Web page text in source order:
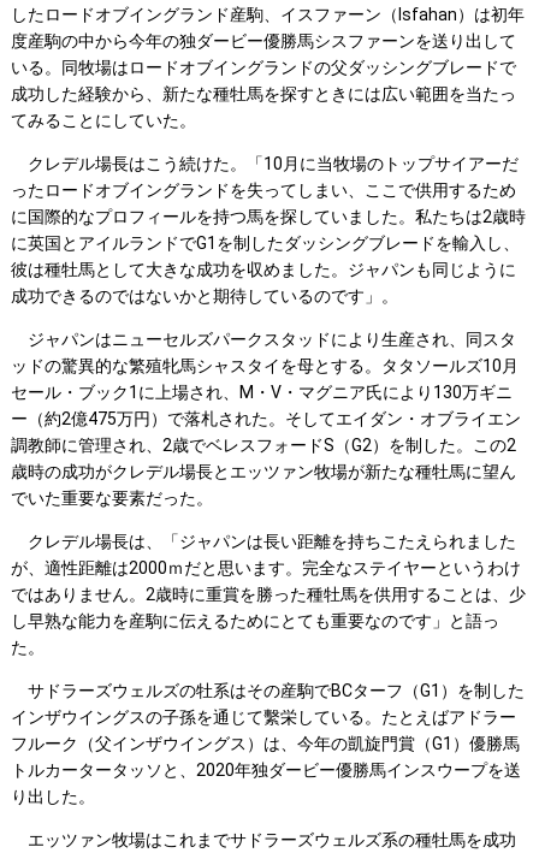
したロードオブイングランド産駒、イスファーン（Isfahan）は初年
度産駒の中から今年の独ダービー優勝馬シスファーンを送り出して
いる。同牧場はロードオブイングランドの父ダッシングブレードで
成功した経験から、新たな種牡馬を探すときには広い範囲を当たっ
てみることにしていた。
クレデル場長はこう続けた。「10月に当牧場のトップサイアーだ
ったロードオブイングランドを失ってしまい、ここで供用するため
に国際的なプロフィールを持つ馬を探していました。私たちは2歳時
に英国とアイルランドでG1を制したダッシングブレードを輸入し、
彼は種牡馬として大きな成功を収めました。ジャパンも同じように
成功できるのではないかと期待しているのです」。
ジャパンはニューセルズパークスタッドにより生産され、同スタ
ッドの驚異的な繁殖牝馬シャスタイを母とする。タタソールズ10月
セール・ブック1に上場され、M・V・マグニア氏により130万ギニ
ー（約2億475万円）で落札された。そしてエイダン・オブライエン
調教師に管理され、2歳でベレスフォードS（G2）を制した。この2
歳時の成功がクレデル場長とエッツァン牧場が新たな種牡馬に望ん
でいた重要な要素だった。
クレデル場長は、「ジャパンは長い距離を持ちこたえられました
が、適性距離は2000ｍだと思います。完全なステイヤーというわけ
ではありません。2歳時に重賞を勝った種牡馬を供用することは、少
し早熟な能力を産駒に伝えるためにとても重要なのです」と語っ
た。
サドラーズウェルズの牡系はその産駒でBCターフ（G1）を制した
インザウイングスの子孫を通じて繫栄している。たとえばアドラー
フルーク（父インザウイングス）は、今年の凱旋門賞（G1）優勝馬
トルカータータッソと、2020年独ダービー優勝馬インスウープを送
り出した。
エッツァン牧場はこれまでサドラーズウェルズ系の種牡馬を成功